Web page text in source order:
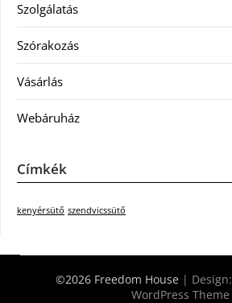
Szolgálatás
Szórakozás
Vásárlás
Webáruház
Címkék
kenyérsütő szendvicssütő
©2026 Freedom House | Design:
WordPress Theme